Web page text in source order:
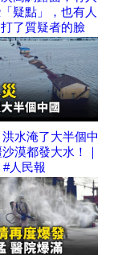
疑點」，也有人
了質疑者的臉
水淹了大半個中
漠都發大水！｜
#人民報